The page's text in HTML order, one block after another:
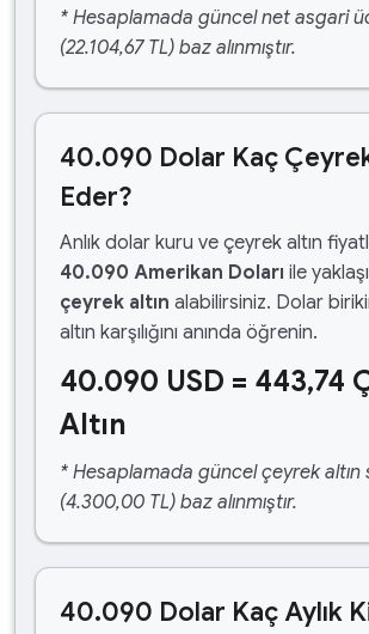
* Hesaplamada güncel net asgari
(22.104,67 TL) baz alınmıştır.
40.090 Dolar Kaç
Eder?
Anlık dolar kuru ve çeyrek altın
40.090 Amerikan Doları ile
çeyrek altın alabilirsiniz. Dolar
altın karşılığını anında öğrenin.
40.090 USD = 443,74
Altın
* Hesaplamada güncel çeyrek altın
(4.300,00 TL) baz alınmıştır.
40.090 Dolar Kaç Aylık